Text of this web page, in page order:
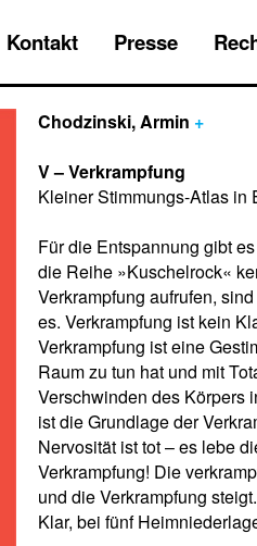
Kontakt Presse
Chodzinski, Armin +
V – Verkrampfung
Kleiner Stimmungs-Atlas in
Für die Entspannung gibt
die Reihe »Kuschelrock«
Verkrampfung aufrufen,
es. Verkrampfung ist kein
Verkrampfung ist eine
Raum zu tun hat und mit
Verschwinden des Körpers
ist die Grundlage der
Nervosität ist tot – es lebe
Verkrampfung! Die
und die Verkrampfung
Klar, bei fünf